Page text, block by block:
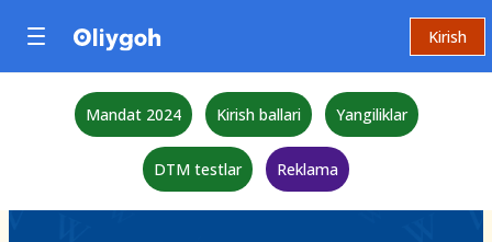
Kirish
Mandat 2024 Kirish ballari Yangiliklar
DTM testlar Reklama